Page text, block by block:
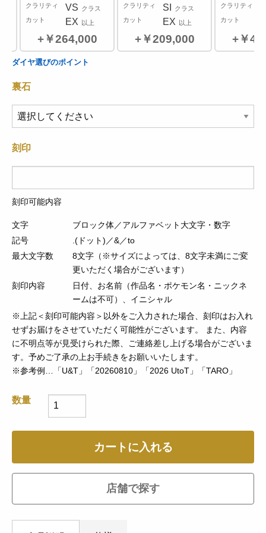
クラリティ VS クラス
カット
EX 以上
￥264,000
クラリティ SI
クラス
カット
EX 以上
￥209,000
クラリティ
カット
￥
0.2
カラー
クラリティ
VVS,VS,SI クラス
クラリティ
ダイヤ選びのポイント
裏石
刻印
刻印可能内容
文字
ブロック体／アルファベット大文字・数字
記号
.(ドット)／&／to
最大文字数
8文字（※サイズによっては、8文字未満にご変
更いただく場合がございます）
刻印内容
日付、お名前（作品名・ポケモン名・ニックネ
ームは不可）、イニシャル
※上記＜刻印可能内容＞以外をご入力された場合、刻印はお入れ
せずお届けをさせていただく可能性がございます。 また、内容
に不明点等が見受けられた際、ご連絡差し上げる場合がございま
す。予めご了承の上お手続きをお願いいたします。
※参考例…「U&T」「20260810」「2026 UtoT」「TARO」
数量
カートに入れる
店舗で探す